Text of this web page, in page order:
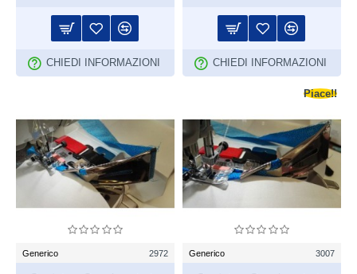
CHIEDI INFORMAZIONI CHIEDI INFORMAZIONI
Generico 2972
Piace!!
Generico 3007